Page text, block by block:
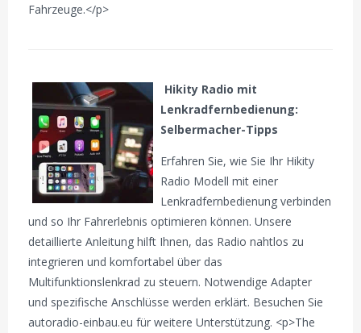
Fahrzeuge.</p>
Hikity Radio mit
Lenkradfernbedienung:
Selbermacher-Tipps
Erfahren Sie, wie Sie Ihr Hikity
Radio Modell mit einer
Lenkradfernbedienung verbinden
und so Ihr Fahrerlebnis optimieren können. Unsere
detaillierte Anleitung hilft Ihnen, das Radio nahtlos zu
integrieren und komfortabel über das
Multifunktionslenkrad zu steuern. Notwendige Adapter
und spezifische Anschlüsse werden erklärt. Besuchen Sie
autoradio-einbau.eu für weitere Unterstützung. <p>The